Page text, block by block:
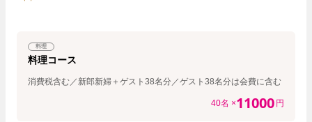
料理
料理コース
消費税含む／新郎新婦＋ゲスト38名分／ゲスト38名分は会費に含む
40名 ×11000 円